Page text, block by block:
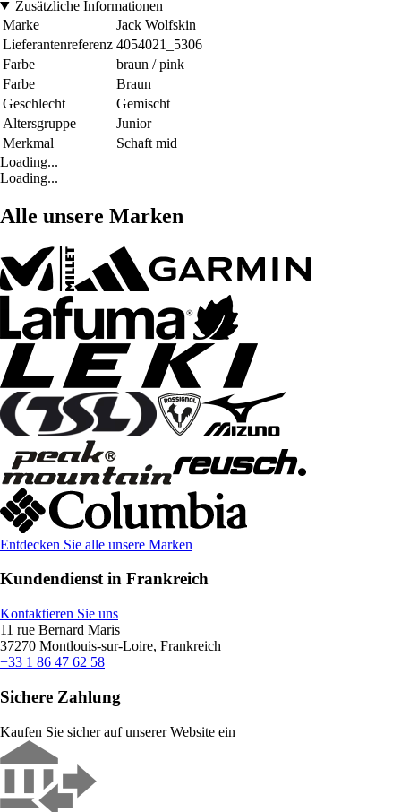
Zusätzliche Informationen
Marke
Jack Wolfskin
Lieferantenreferenz 4054021_5306
Farbe
braun / pink
Farbe
Braun
Geschlecht
Gemischt
Altersgruppe
Junior
Merkmal
Schaft mid
Loading...
Loading...
Alle unsere Marken
Entdecken Sie alle unsere Marken
Kundendienst in Frankreich
Kontaktieren Sie uns
11 rue Bernard Maris
37270 Montlouis-sur-Loire, Frankreich
+33 1 86 47 62 58
Sichere Zahlung
Kaufen Sie sicher auf unserer Website ein